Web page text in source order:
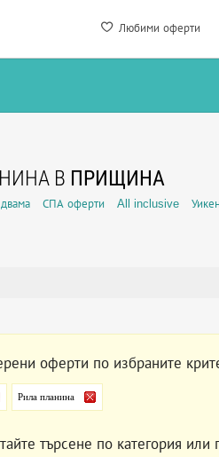
Любими оферти
В ПРИЩИНА
СПА оферти All inclusive
оферти по избраните
Рила планина
търсене по категория